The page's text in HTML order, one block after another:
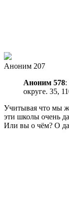
Аноним 207
Аноним 578:
округе. 35,
Учитывая что мы
эти школы очень
Или вы о чём? О